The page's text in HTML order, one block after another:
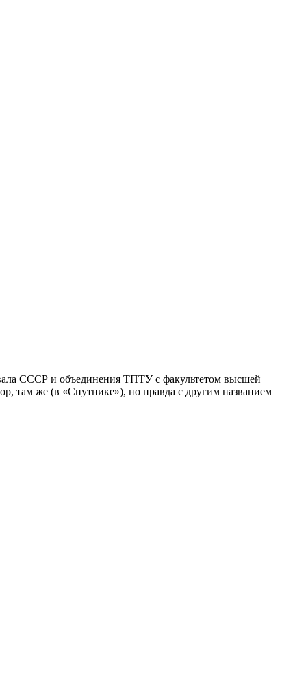
СССР и объединения ТПТУ с факультетом высшей
же (в «Спутнике»), но правда с другим названием